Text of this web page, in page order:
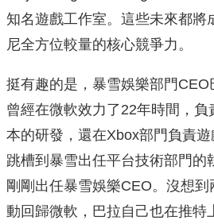
知名遊戲工作室。這些未來都將
尼全方位較量的核心競爭力。
挺有趣的是，暴雪娛樂部門CEO
曾經在微軟效力了22年時間，負
本的研發，還在Xbox部門負責
跳槽到暴雪出任平台技術部門的
剛剛出任暴雪娛樂CEO。沒想
動回歸微軟，巴拉自己也在推特